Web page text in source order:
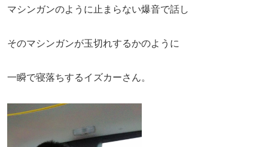
マシンガンのように止まらない爆音で話し
そのマシンガンが玉切れするかのように
一瞬で寝落ちするイズカーさん。